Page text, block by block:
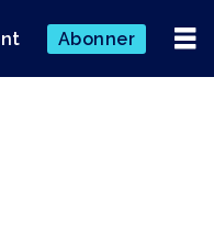
Abonner